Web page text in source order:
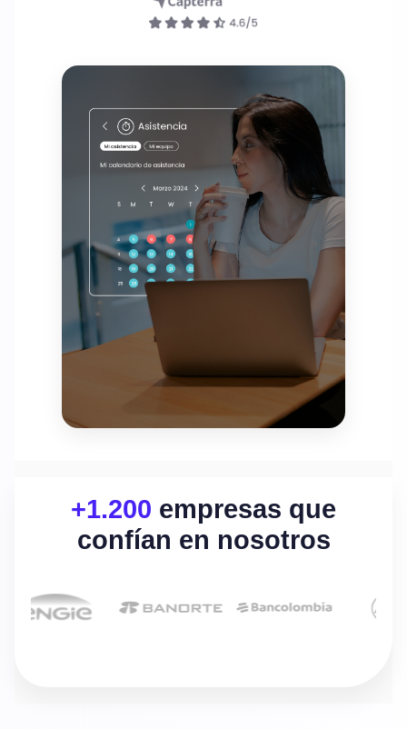
+1.200 empresas que
confían en nosotros